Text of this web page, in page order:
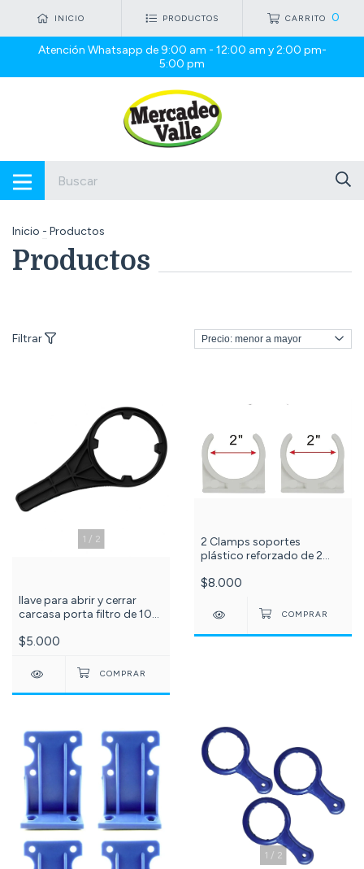
INICIO PRODUCTOS CARRITO 0
Atención Whatsapp de 9:00 am - 12:00 am y 2:00 pm-
5:00 pm
Inicio - Productos
Productos
Filtrar
1 / 2
llave para abrir y cerrar
carcasa porta filtro de 10
$5.000
2 Clamps soportes
plástico reforzado de 2
$8.000
1 / 2